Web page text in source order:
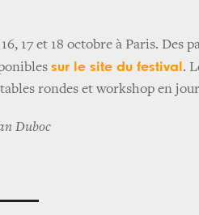
17 et 18 octobre à Paris. Des
sur le site du festival .
rondes et workshop en
Duboc